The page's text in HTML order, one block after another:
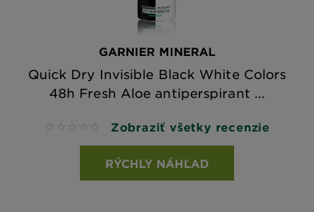
GARNIER MINERAL
Quick Dry Invisible Black White Colors
48h Fresh Aloe antiperspirant ...
No reviews Zobraziť všetky recenzie
RÝCHLY NÁHĽAD